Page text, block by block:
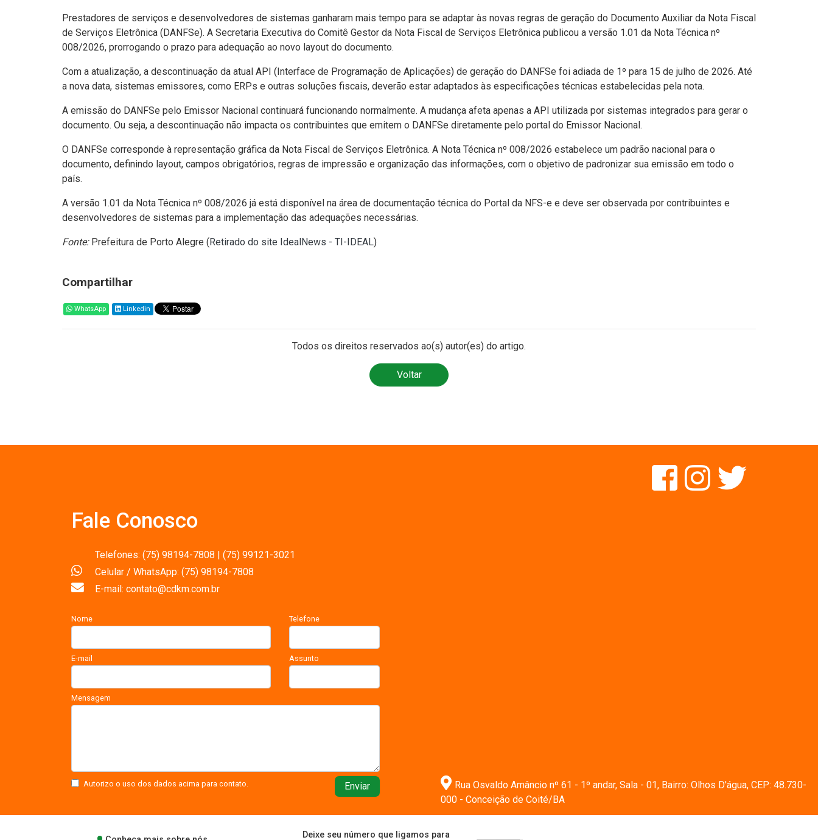
Prestadores de serviços e desenvolvedores de sistemas ganharam mais tempo para se adaptar às novas regras de geração do Documento Auxiliar da Nota Fiscal
de Serviços Eletrônica (DANFSe). A Secretaria Executiva do Comitê Gestor da Nota Fiscal de Serviços Eletrônica publicou a versão 1.01 da Nota Técnica nº
008/2026, prorrogando o prazo para adequação ao novo layout do documento.
Com a atualização, a descontinuação da atual API (Interface de Programação de Aplicações) de geração do DANFSe foi adiada de 1º para 15 de julho de 2026. Até
a nova data, sistemas emissores, como ERPs e outras soluções fiscais, deverão estar adaptados às especificações técnicas estabelecidas pela nota.
A emissão do DANFSe pelo Emissor Nacional continuará funcionando normalmente. A mudança afeta apenas a API utilizada por sistemas integrados para gerar o
documento. Ou seja, a descontinuação não impacta os contribuintes que emitem o DANFSe diretamente pelo portal do Emissor Nacional.
O DANFSe corresponde à representação gráfica da Nota Fiscal de Serviços Eletrônica. A Nota Técnica nº 008/2026 estabelece um padrão nacional para o
documento, definindo layout, campos obrigatórios, regras de impressão e organização das informações, com o objetivo de padronizar sua emissão em todo o
país.
A versão 1.01 da Nota Técnica nº 008/2026 já está disponível na área de documentação técnica do Portal da NFS-e e deve ser observada por contribuintes e
desenvolvedores de sistemas para a implementação das adequações necessárias.
Fonte:Prefeitura de Porto Alegre (Retirado do site IdealNews - TI-IDEAL)
Compartilhar
WhatsApp Linkedin
Todos os direitos reservados ao(s) autor(es) do artigo.
Voltar
Fale Conosco
Telefones: (75) 98194-7808 | (75) 99121-3021
Celular / WhatsApp: (75) 98194-7808
E-mail: contato@cdkm.com.br
Nome Telefone
E-mail Assunto
Mensagem
Autorizo o uso dos dados acima para contato. Enviar
Rua Osvaldo Amâncio nº 61 - 1º andar, Sala - 01, Bairro: Olhos D'água, CEP: 48.730-
000 - Conceição de Coité/BA
Deixe seu número que ligamos para